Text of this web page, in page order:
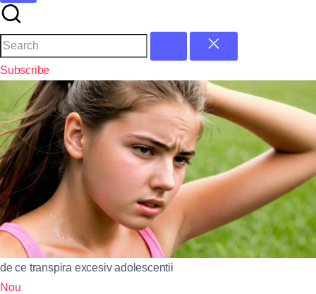
Subscribe
de ce transpira excesiv adolescentii
Nou